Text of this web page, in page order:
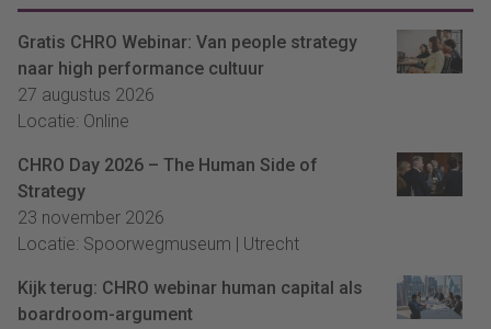
Gratis CHRO Webinar: Van people strategy
naar high performance cultuur
27 augustus 2026
Locatie: Online
CHRO Day 2026 – The Human Side of
Strategy
23 november 2026
Locatie: Spoorwegmuseum | Utrecht
Kijk terug: CHRO webinar human capital als
boardroom-argument